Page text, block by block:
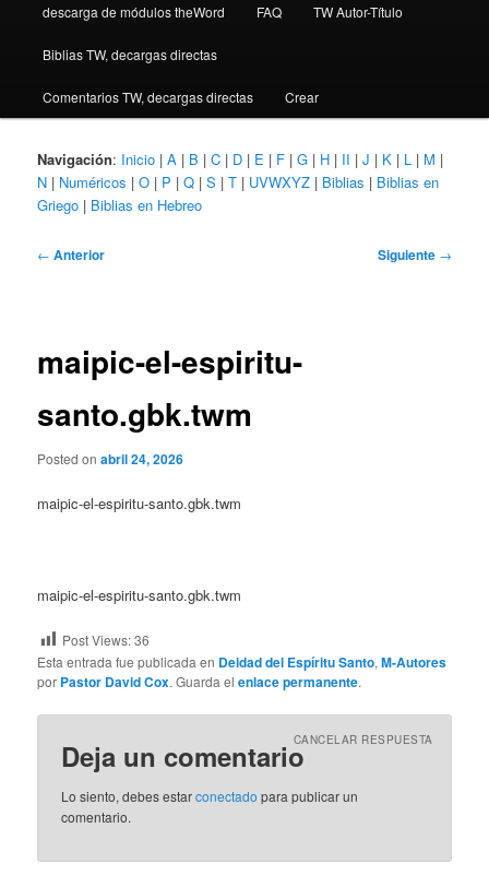
descarga de módulos theWord FAQ TW Autor-Título
Biblias TW, decargas directas
Comentarios TW, decargas directas Crear
Navigación: Inicio |A | B |C | D | E | F |G | H | II |J | K | L | M |
N | Numéricos |O | P |Q |S |T | UVWXYZ | Biblias | Biblias en
Griego | Biblias en Hebreo
Navegación
← Anterior Siguiente →
maipic-el-espiritu-
santo.gbk.twm
Posted onabril 24, 2026
maipic-el-espiritu-santo.gbk.twm
maipic-el-espiritu-santo.gbk.twm
Post Views:36
Esta entrada fue publicada en Deidad del Espíritu Santo,M-Autores
por Pastor David Cox. Guarda elenlace permanente.
Deja un comentarioCANCELAR RESPUESTA
Lo siento, debes estarconectado para publicar un
comentario.